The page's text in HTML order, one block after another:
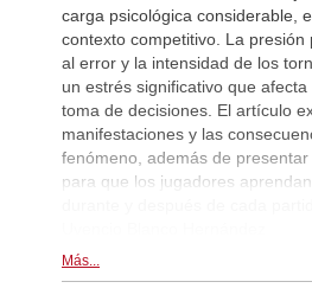
carga psicológica considerable,
contexto competitivo. La presión
al error y la intensidad de los
un estrés significativo que
toma de decisiones. El artículo
manifestaciones y las
fenómeno, además de
para que los jugadores
Más...